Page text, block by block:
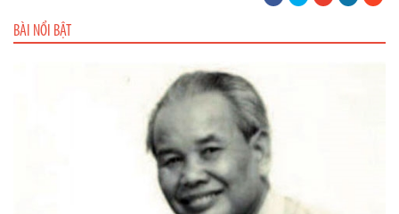
BÀI NỔI BẬT